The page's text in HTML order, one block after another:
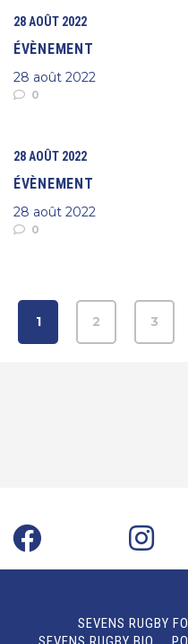
28 AOÛT 2022
ÉVÈNEMENT
28 août 2022
0
28 AOÛT 2022
ÉVÈNEMENT
28 août 2022
0
1 2 3
SEVENS RUGBY